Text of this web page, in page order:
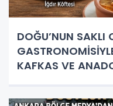
DOĞU’NUN SAKLI
KAFKAS VE